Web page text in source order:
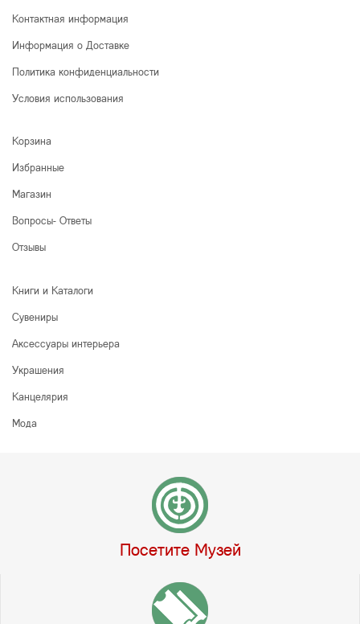
Контактная информация
Информация о Доставке
Политика конфиденциальности
Условия использования
Корзина
Избранные
Магазин
Вопросы- Ответы
Отзывы
Книги и Каталоги
Сувениры
Аксессуары интерьера
Украшения
Канцелярия
Мода
Посетите Музей